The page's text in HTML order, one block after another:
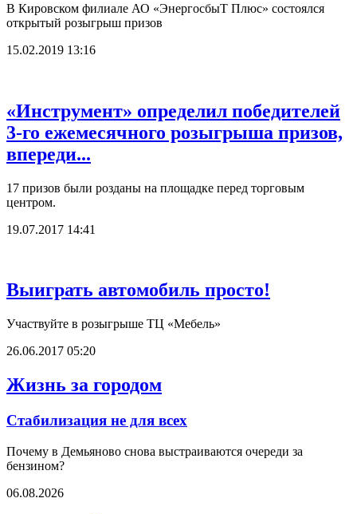
В Кировском филиале АО «ЭнергосбыТ Плюс» состоялся
открытый розыгрыш призов
15.02.2019 13:16
«Инструмент» определил победителей
3-го ежемесячного розыгрыша призов,
впереди...
17 призов были розданы на площадке перед торговым
центром.
19.07.2017 14:41
Выиграть автомобиль просто!
Участвуйте в розыгрыше ТЦ «Мебель»
26.06.2017 05:20
Жизнь за городом
Стабилизация не для всех
Почему в Демьяново снова выстраиваются очереди за
бензином?
06.08.2026